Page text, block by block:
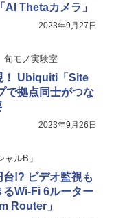
Thetaカメラ」
2023年9月27日
旬モノ実験室
！ Ubiquiti「Site
で拠点同士がつな
2023年9月26日
ルB」
!? ビデオ監視も
Wi-Fi 6ルーター
Router」